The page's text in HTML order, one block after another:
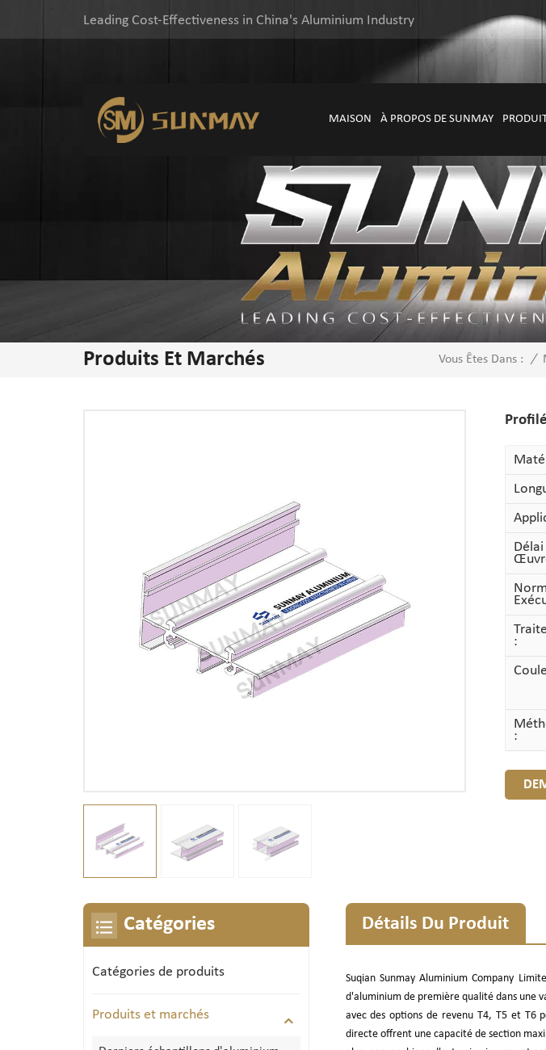
Leading Cost-Effectiveness in China's Aluminium Industry
MAISON À PROPOS DE SUNMAY
Produits Et Marchés Vous Êtes Dans : /
:
:
Détails Du Produit
Suqian Sunmay Aluminium Company
d'aluminium de première qualité dans une
avec des options de revenu T4, T5 et T6
directe offrent une capacité de section
Catégories
Catégories de produits
Produits et marchés